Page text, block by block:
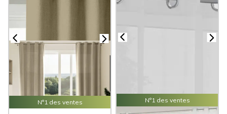
, de stores
des chemins de lit, le lin apportera à votre maison une touche
de simplicité et de sophistication. La légèreté de ce tissu permet
de créer des atmosphères chaleureuses tout en laissant
circuler la lumière naturelle. Nos
soigneusement sélectionnés pour offrir une qualité
exceptionnelle et une durabilité incomparable.
N°1 des ventes N°1 des ventes